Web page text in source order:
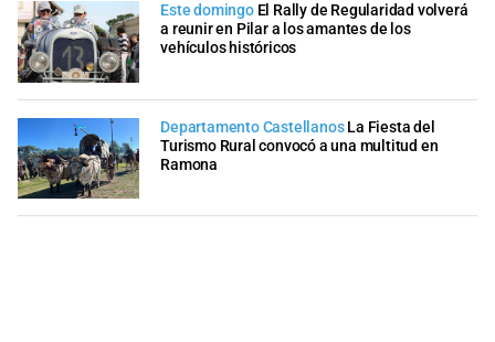
Este domingo El Rally de Regularidad volverá
a reunir en Pilar a los amantes de los
vehículos históricos
Departamento Castellanos La Fiesta del
Turismo Rural convocó a una multitud en
Ramona